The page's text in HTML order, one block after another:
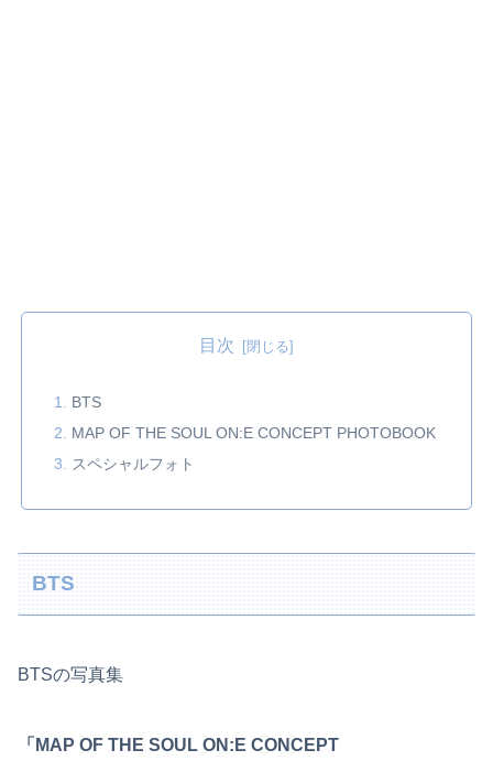
目次
BTS
MAP OF THE SOUL ON:E CONCEPT PHOTOBOOK
スペシャルフォト
BTS
BTSの写真集
「MAP OF THE SOUL ON:E CONCEPT